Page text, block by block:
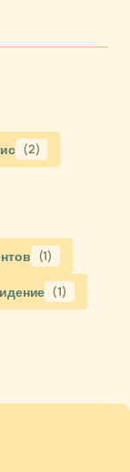
(2)
(1)
(1)